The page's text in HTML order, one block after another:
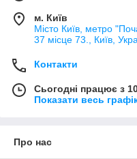
м. Київ
Місто Київ, метро
37 місце 73., Київ,
Контакти
Сьогодні працює з
Показати весь
Про нас